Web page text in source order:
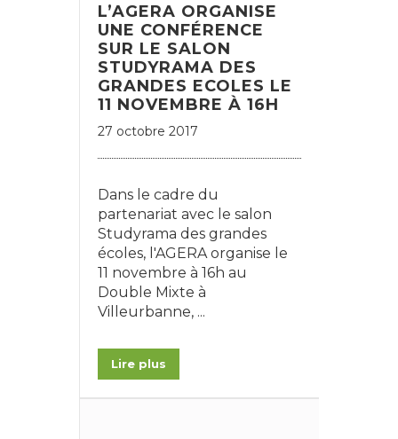
L’AGERA ORGANISE
UNE CONFÉRENCE
SUR LE SALON
STUDYRAMA DES
GRANDES ECOLES LE
11 NOVEMBRE À 16H
27 octobre 2017
Dans le cadre du
partenariat avec le salon
Studyrama des grandes
écoles, l'AGERA organise le
11 novembre à 16h au
Double Mixte à
Villeurbanne, ...
Lire plus